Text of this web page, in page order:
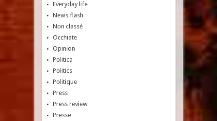
Everyday life
News flash
Non classé
Occhiate
Opinion
Politica
Politics
Politique
Press
Press review
Presse